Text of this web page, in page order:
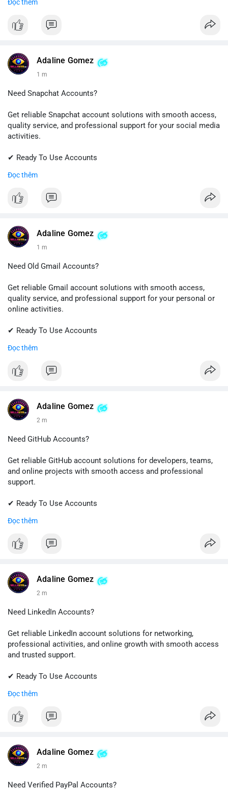
💬 Telegram: @SellsSMM
#sellssmm
Đọc thêm
Adaline Gomez
1 m
Need Snapchat Accounts?
Get reliable Snapchat account solutions with smooth access,
quality service, and professional support for your social media
activities.
✔ Ready To Use Accounts
✔ Trusted Customer Support
📱 WhatsApp: +1 (681) 549-2683
#snapchat #snapchataccount
#sellssmm
Đọc thêm
Adaline Gomez
1 m
Need Old Gmail Accounts?
Get reliable Gmail account solutions with smooth access,
quality service, and professional support for your personal or
online activities.
✔ Ready To Use Accounts
✔ Trusted Customer Support
📱 WhatsApp: +1 (681) 549-2683
#gmail #googleaccount #emailsolutions
#sellssmm
Đọc thêm
Adaline Gomez
2 m
Need GitHub Accounts?
Get reliable GitHub account solutions for developers, teams,
and online projects with smooth access and professional
support.
✔ Ready To Use Accounts
✔ Trusted Customer Support
📱 WhatsApp: +1 (681) 549-2683
#github #githubaccount #developers
#sellssmm
Đọc thêm
Adaline Gomez
2 m
Need LinkedIn Accounts?
Get reliable LinkedIn account solutions for networking,
professional activities, and online growth with smooth access
and trusted support.
✔ Ready To Use Accounts
✔ Professional Customer Support
📱 WhatsApp: +1 (681) 549-2683
#linkedin #linkedinaccount #professionalnetwork
#digitalsolutions
#sellssmm
Đọc thêm
Adaline Gomez
2 m
Need Verified PayPal Accounts?